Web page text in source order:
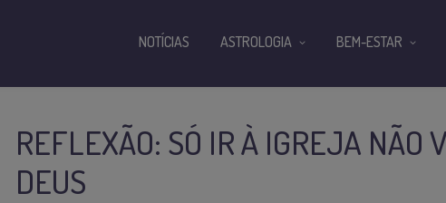
REFLEXÃO: SÓ IR À IGREJA NÃO
DEUS
NOTÍCIAS ASTROLOGIA BEM-ESTAR